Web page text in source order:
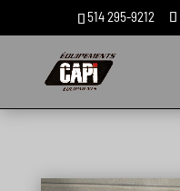
514 295-9212